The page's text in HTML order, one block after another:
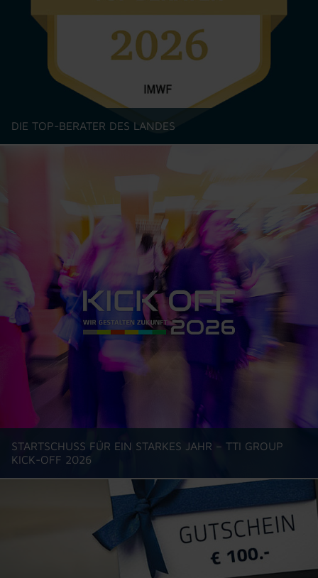
DIE TOP-BERATER DES LANDES
STARTSCHUSS FÜR EIN STARKES JAHR – TTI GROUP
KICK-OFF 2026